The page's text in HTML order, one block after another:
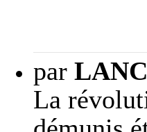
par
La